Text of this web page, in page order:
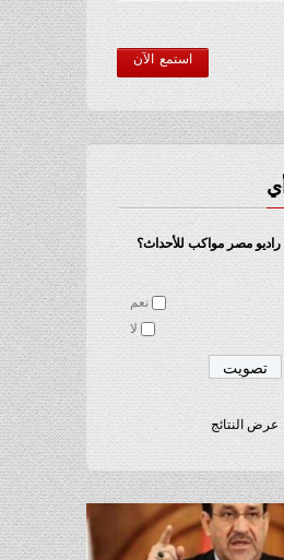
استمع الآن
مصر مواكب للأحداث؟
نعم
لا
عرض النتائج